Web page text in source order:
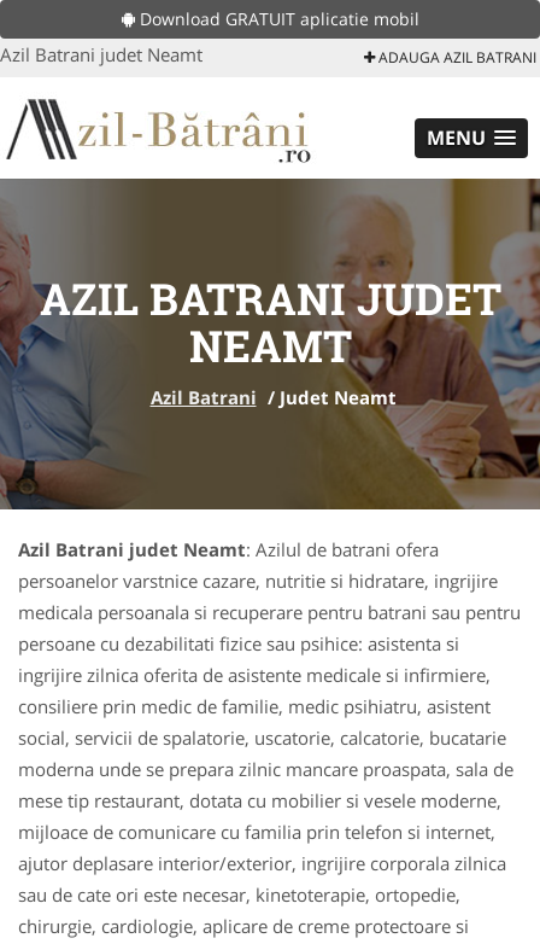
Download GRATUIT aplicatie mobil
Azil Batrani judet Neamt ADAUGA AZIL BATRANI
MENU
AZIL BATRANI JUDET
NEAMT
Azil Batrani / Judet Neamt
Azil Batrani judet Neamt: Azilul de batrani ofera
persoanelor varstnice cazare, nutritie si hidratare, ingrijire
medicala persoanala si recuperare pentru batrani sau pentru
persoane cu dezabilitati fizice sau psihice: asistenta si
ingrijire zilnica oferita de asistente medicale si infirmiere,
consiliere prin medic de familie, medic psihiatru, asistent
social, servicii de spalatorie, uscatorie, calcatorie, bucatarie
moderna unde se prepara zilnic mancare proaspata, sala de
mese tip restaurant, dotata cu mobilier si vesele moderne,
mijloace de comunicare cu familia prin telefon si internet,
ajutor deplasare interior/exterior, ingrijire corporala zilnica
sau de cate ori este necesar, kinetoterapie, ortopedie,
chirurgie, cardiologie, aplicare de creme protectoare si